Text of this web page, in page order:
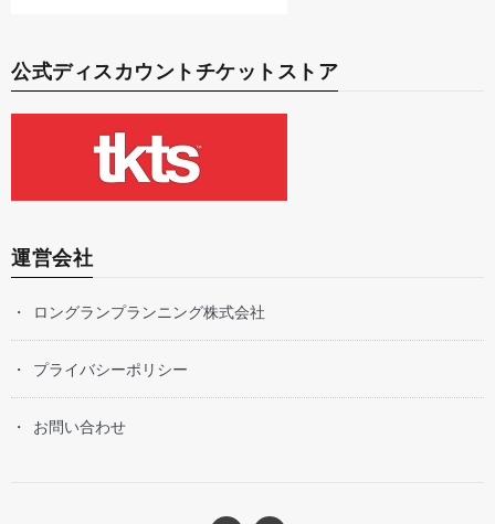
公式ディスカウントチケットストア
運営会社
ロングランプランニング株式会社
プライバシーポリシー
お問い合わせ